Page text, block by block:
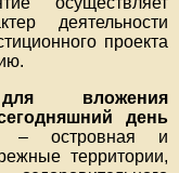
деятельности
проекта
вложения
день
– островная и
территории,